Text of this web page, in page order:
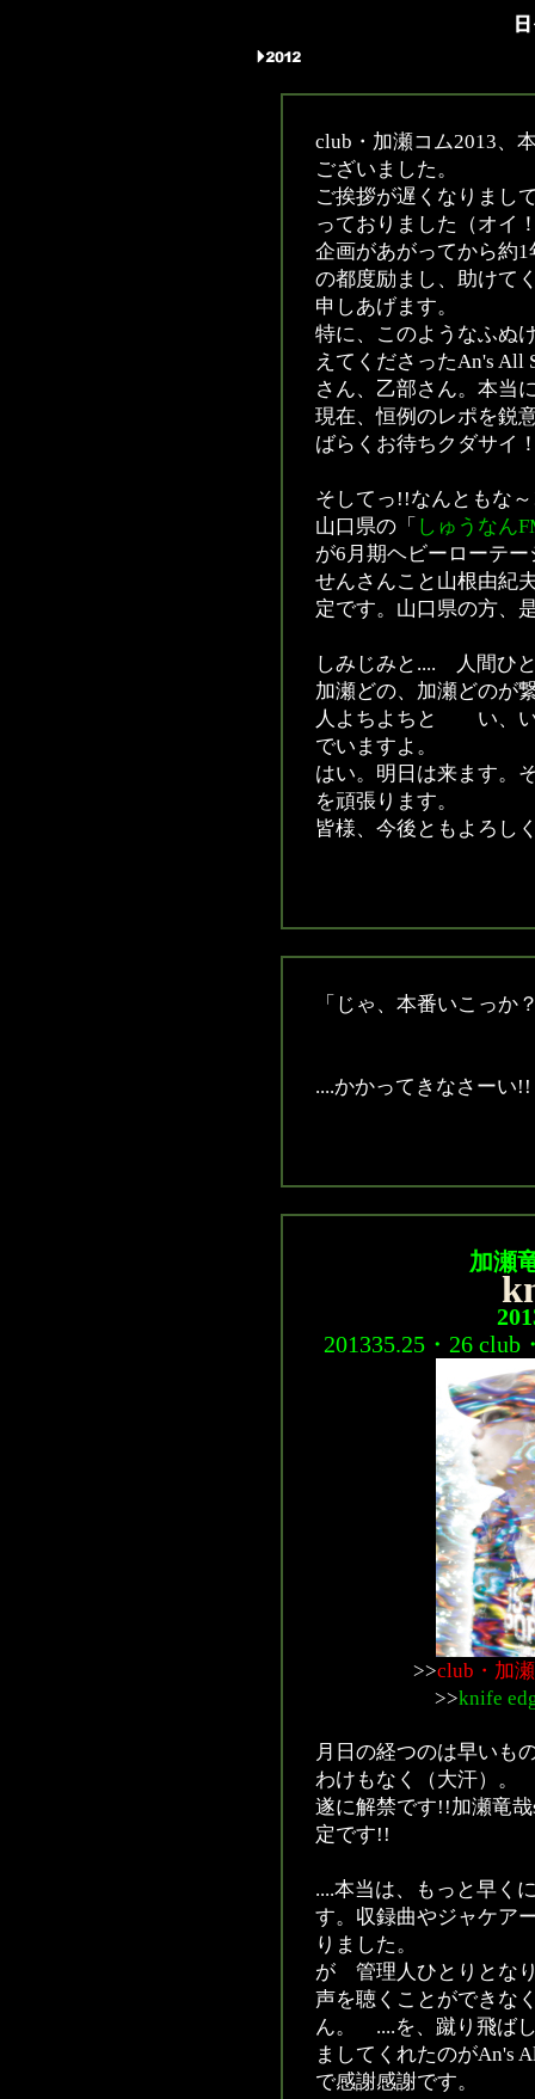
club・加瀬コム2013、
ございました。
ご挨拶が遅くなりまし
っておりました（オイ
企画があがってから約
の都度励まし、助けて
申しあげます。
特に、このようなふ
えてくださったAn's All
さん、乙部さん。本当
現在、恒例のレポを鋭
ばらくお待ちクダサイ
そしてっ!!なんともな
山口県の「 しゅうなん
が6月期ヘビーローテ
せんさんこと山根由紀
定です。山口県の方、
しみじみと.... 人間ひ
加瀬どの、加瀬どのが
人よちよちと い、い
でいますよ。
はい。明日は来ます。
を頑張ります。
皆様、今後ともよろし
「じゃ、本番いこっか
....かかってきなさーい
加瀬
201335.25・26
>>club・加
>>knife
月日の経つのは早い
わけもなく（大汗）。
遂に解禁です!!加瀬竜
定です!!
....本当は、もっと早く
す。収録曲やジャケア
りました。
が 管理人ひとりとな
声を聴くことができな
ん。 ....を、蹴り飛
ましてくれたのがAn's
で感謝感謝です。